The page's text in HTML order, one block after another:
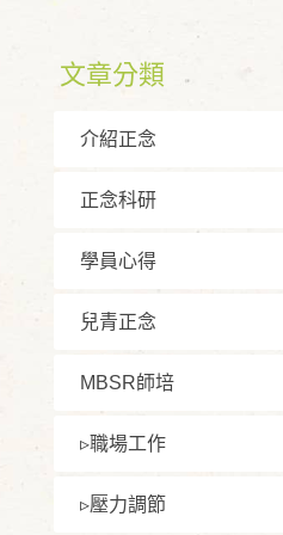
文章分類
介紹正念
正念科研
學員⼼得
兒青正念
MBSR師培
▹職場⼯作
▹壓⼒調節